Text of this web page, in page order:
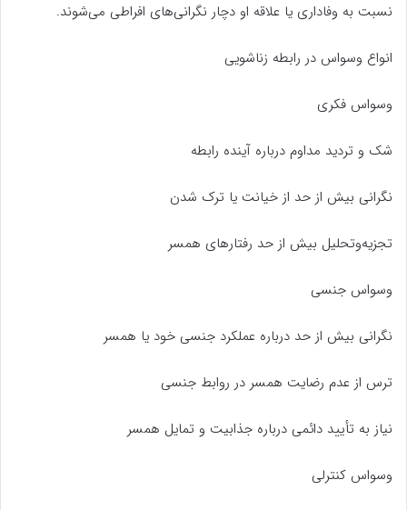
نسبت به وفاداری یا علاقه او دچار نگرانی‌های افراطی می‌شوند.
انواع وسواس در رابطه زناشویی
وسواس فکری
شک و تردید مداوم درباره آینده رابطه
نگرانی بیش از حد از خیانت یا ترک شدن
تجزیه‌وتحلیل بیش از حد رفتارهای همسر
وسواس جنسی
نگرانی بیش از حد درباره عملکرد جنسی خود یا همسر
ترس از عدم رضایت همسر در روابط جنسی
نیاز به تأیید دائمی درباره جذابیت و تمایل همسر
وسواس کنترلی